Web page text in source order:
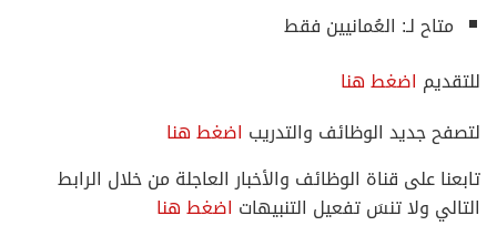
متاح لـ: العُمانيين فقط
للتقديم اضغط هنا
لتصفح جديد الوظائف والتدريب اضغط هنا
تابعنا على قناة الوظائف والأخبار العاجلة من خلال الرابط
التالي ولا تنسَ تفعيل التنبيهات اضغط هنا